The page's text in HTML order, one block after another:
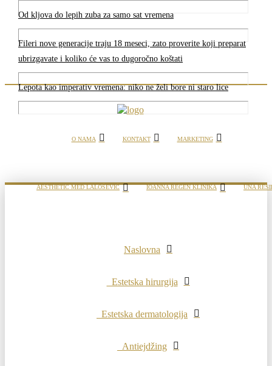
Od kljova do lepih zuba za samo sat vremena
Fileri nove generacije traju 18 meseci, zato proverite koji preparat
ubrizgavate i koliko će vas to dugoročno koštati
Lepota kao imperativ vremena: niko ne želi bore ni staro lice
O NAMA KONTAKT MARKETING
AESTHETIC MED LALOŠEVIĆ IOANNA REGEN KLINIKA UNA
Naslovna
Estetska hirurgija
Estetska dermatologija
Antiejdžing